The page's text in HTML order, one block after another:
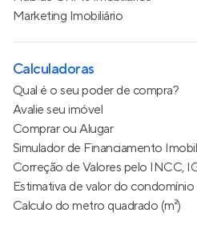
Marketing Imobiliário
Calculadoras
Qual é o seu poder de compra?
Avalie seu imóvel
Comprar ou Alugar
Simulador de Financiamento
Correção de Valores pelo INCC,
Estimativa de valor do condomínio
Calculo do metro quadrado (m²)